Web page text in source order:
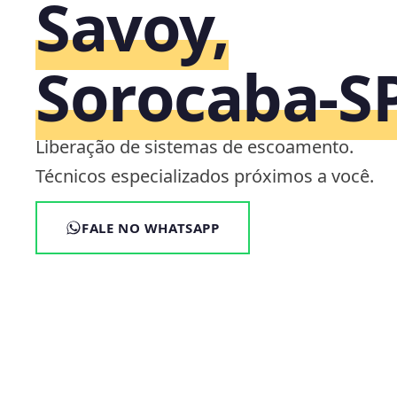
Savoy,
Liberação de sistemas de escoamento.
Técnicos especializados próximos a você.
FALE NO WHATSAPP